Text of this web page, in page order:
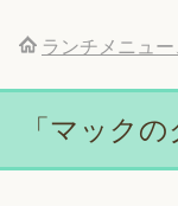
ランチメニュ
「マック